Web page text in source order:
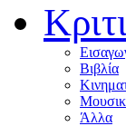
Βιβλία
Άλλα